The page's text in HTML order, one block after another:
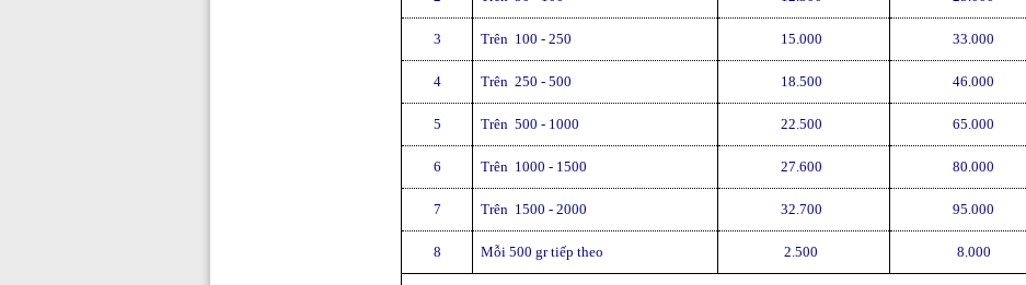
3 Trên 100 - 250 15.000 33.000
4 Trên 250 - 500 18.500 46.000
5 Trên 500 - 1000 22.500 65.000
6 Trên 1000 - 1500 27.600 80.000
7 Trên 1500 - 2000 32.700 95.000
8 Mỗi 500 gr tiếp theo 2.500 8.000